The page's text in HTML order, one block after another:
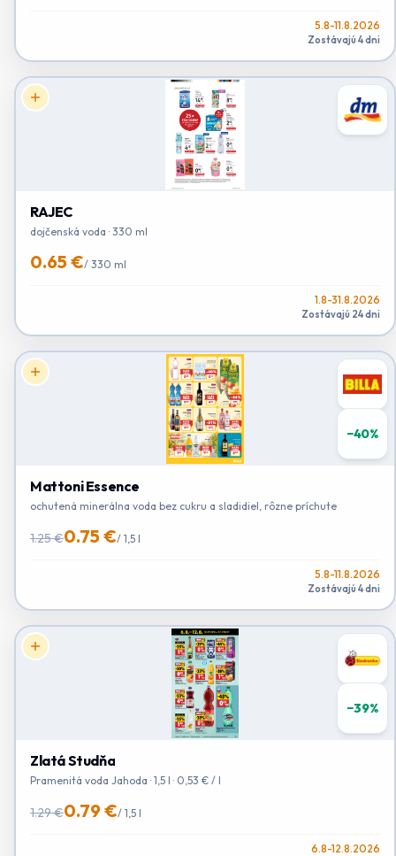
5.8-11.8.2026
Zostávajú 4 dni
RAJEC
dojčenská voda · 330 ml
0.65 €/ 330 ml
1.8-31.8.2026
Zostávajú 24 dni
−40%
Mattoni Essence
ochutená minerálna voda bez cukru a sladidiel, rôzne príchute
1.25 €0.75 €/ 1,5 l
5.8-11.8.2026
Zostávajú 4 dni
−39%
Zlatá Studňa
Pramenitá voda Jahoda · 1,5 l · 0,53 € / l
1.29 €0.79 €/ 1,5 l
6.8-12.8.2026